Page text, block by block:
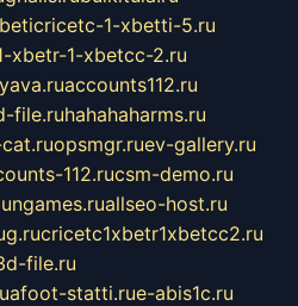
1-xbetti-5.ru
xbetr-1-xbetcc-2.ru
accounts112.ru
file.ruhahahaharms.ru
opsmgr.ruev-gallery.ru
112.rucsm-demo.ru
allseo-host.ru
cricetc1xbetr1xbetcc2.ru
file.ru
uafoot-statti.rue-abis1c.ru